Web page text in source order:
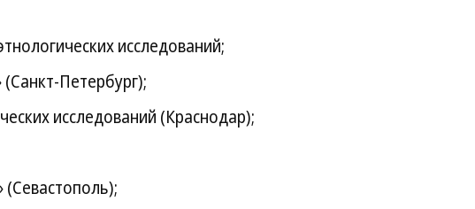
исследований;
Петербург);
исследований (Краснодар);